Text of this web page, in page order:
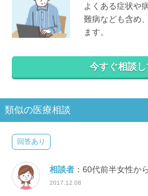
よくある症状や
難病なども含め
ます。
今すぐ相談し
類似の医療相談
回答あり
相談者 ：60代前半女性か
2017.12.08